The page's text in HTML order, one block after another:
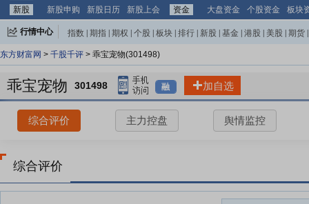
新股
新股申购 新股日历 新股上会 资金 大盘资金 个股资金 板块
行情中心 指数 期指 期权 个股 板块 排行 新股 基金 港股 美股 期货
东方财富网 > 千股千评 > 乖宝宠物(301498)
乖宝宠物 301498 融 加自选
综合评价 主力控盘 舆情监控
综合评价